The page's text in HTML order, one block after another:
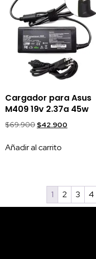
Cargador para Asus
M409 19v 2.37a 45w
$69.900 $42.900
Añadir al carrito
1 2 3 4